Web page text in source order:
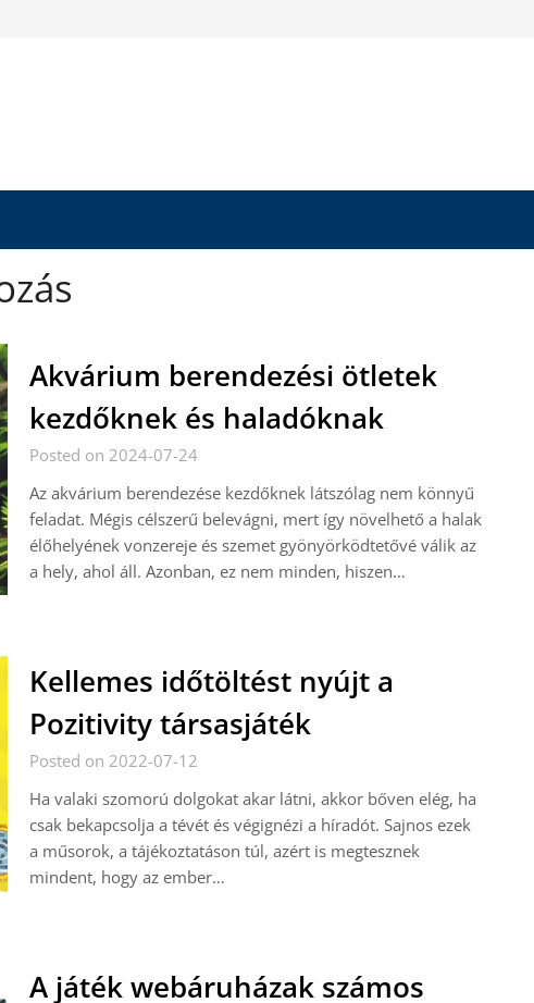
Akvárium berendezési ötletek
kezdőknek és haladóknak
Posted on 2024-07-24
Az akvárium berendezése kezdőknek látszólag nem könnyű
feladat. Mégis célszerű belevágni, mert így növelhető a halak
élőhelyének vonzereje és szemet gyönyörködtetővé válik az
a hely, ahol áll. Azonban, ez nem minden, hiszen…
Kellemes időtöltést nyújt a
Pozitivity társasjáték
Posted on 2022-07-12
Ha valaki szomorú dolgokat akar látni, akkor bőven elég, ha
csak bekapcsolja a tévét és végignézi a híradót. Sajnos ezek
a műsorok, a tájékoztatáson túl, azért is megtesznek
mindent, hogy az ember…
A játék webáruházak számos